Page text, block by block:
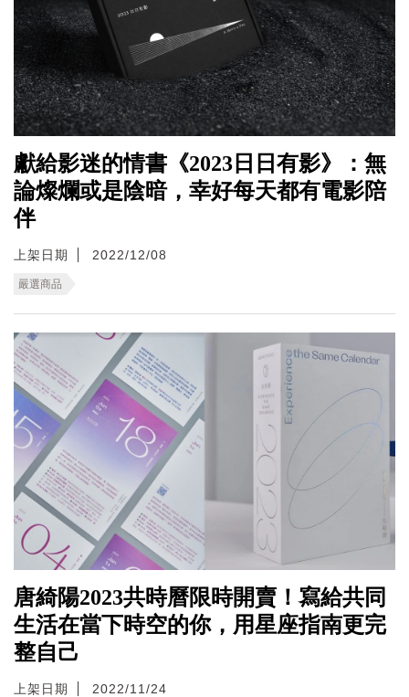
獻給影迷的情書《2023日日有影》：無
論燦爛或是陰暗，幸好每天都有電影陪
伴
上架日期 2022/12/08
嚴選商品
唐綺陽2023共時曆限時開賣！寫給共同
生活在當下時空的你，用星座指南更完
整自己
上架日期 2022/11/24